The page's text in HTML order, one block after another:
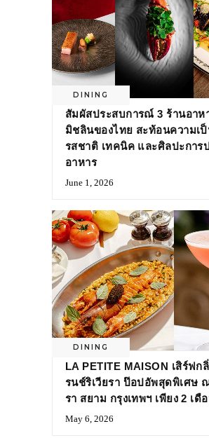
DINING
สัมผัสประสบการณ์ 3 ร้านอาห
มิชลินของไทย สะท้อนความเป็
รสชาติ เทคนิค และศิลปะการ
อาหาร
June 1, 2026
DINING
LA PETITE MAISON เสิร์ฟก
รนช์ริเวียรา ป๊อปอัพสุดพิเศษ
รา สยาม กรุงเทพฯ เพียง 2 เดื
May 6, 2026